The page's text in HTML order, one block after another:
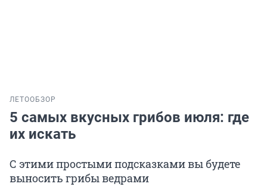
ЛЕТООБЗОР
5 самых вкусных грибов июля: где
их искать
С этими простыми подсказками вы будете
выносить грибы ведрами